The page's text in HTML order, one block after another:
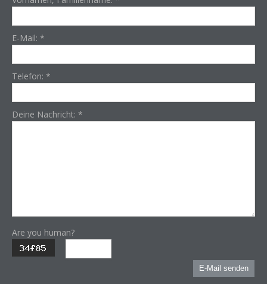
E-Mail: *
Telefon: *
Deine Nachricht: *
Are you human?
E-Mail senden